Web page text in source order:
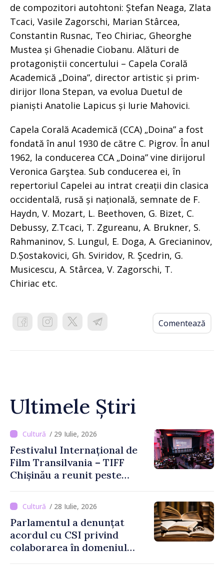
de compozitori autohtoni: Ștefan Neaga, Zlata
Tcaci, Vasile Zagorschi, Marian Stârcea,
Constantin Rusnac, Teo Chiriac, Gheorghe
Mustea și Ghenadie Ciobanu. Alături de
protagoniștii concertului – Capela Corală
Academică „Doina”, director artistic și prim-
dirijor Ilona Stepan, va evolua Duetul de
pianiști Anatolie Lapicus și Iurie Mahovici.
Capela Corală Academică (CCA) „Doina” a fost
fondată în anul 1930 de către C. Pigrov. În anul
1962, la conducerea CCA „Doina” vine dirijorul
Veronica Garştea. Sub conducerea ei, în
repertoriul Capelei au intrat creații din clasica
occidentală, rusă și națională, semnate de F.
Haydn, V. Mozart, L. Beethoven, G. Bizet, C.
Debussy, Z.Tcaci, T. Zgureanu, A. Brukner, S.
Rahmaninov, S. Lungul, E. Doga, A. Grecianinov,
D.Șostakovici, Gh. Sviridov, R. Şcedrin, G.
Musicescu, A. Stârcea, V. Zagorschi, T.
Chiriac etc.
Comentează
Ultimele Știri
/ 29 Iulie, 2026
Festivalul Internațional de
Film Transilvania – TIFF
Chișinău a reunit peste
de-a șasea ediție
/ 28 Iulie, 2026
Parlamentul a denunțat
acordul cu CSI privind
colaborarea în domeniul